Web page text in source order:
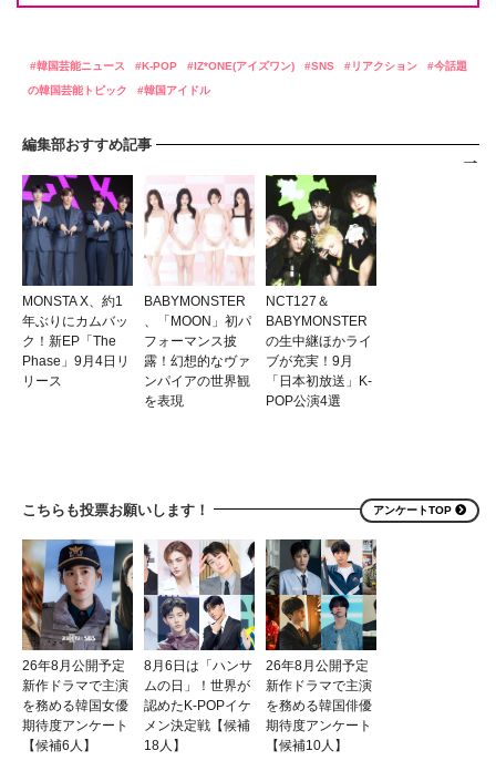
韓国芸能ニュース K-POP IZ*ONE(アイズワン) SNS リアクション
今話題
の韓国芸能トピック
韓国アイドル
編集部おすすめ記事
MONSTA X、約1
年ぶりにカムバッ
ク！新EP「The
Phase」9月4日リ
リース
BABYMONSTER
、「MOON」初パ
フォーマンス披
露！幻想的なヴァ
ンパイアの世界観
を表現
NCT127＆
BABYMONSTER
の生中継ほかライ
ブが充実！9月
「日本初放送」K-
POP公演4選
こちらも投票お願いします！ アンケートTOP
26年8月公開予定
新作ドラマで主演
を務める韓国女優
期待度アンケート
【候補6人】
8月6日は「ハンサ
ムの日」！世界が
認めたK-POPイケ
メン決定戦【候補
18人】
26年8月公開予定
新作ドラマで主演
を務める韓国俳優
期待度アンケート
【候補10人】